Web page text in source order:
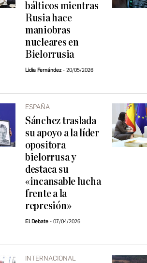
bálticos mientras
Rusia hace
maniobras
nucleares en
Bielorrusia
Lidia Fernández 20/05/2026
ESPAÑA
Sánchez traslada
su apoyo a la líder
opositora
bielorrusa y
destaca su
«incansable lucha
frente a la
represión»
El Debate 07/04/2026
INTERNACIONAL